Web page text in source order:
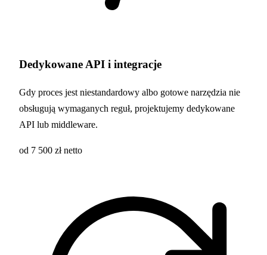
Dedykowane API i integracje
Gdy proces jest niestandardowy albo gotowe narzędzia nie
obsługują wymaganych reguł, projektujemy dedykowane
API lub middleware.
od 7 500 zł netto